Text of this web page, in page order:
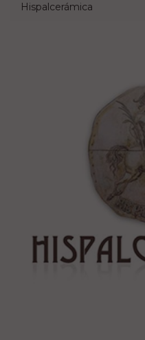
Hispalcerámica